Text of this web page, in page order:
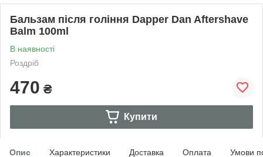
Бальзам після гоління Dapper Dan Aftershave
Balm 100ml
В наявності
Роздріб
470 ₴
Купити
Опис Характеристики Доставка Оплата Умови